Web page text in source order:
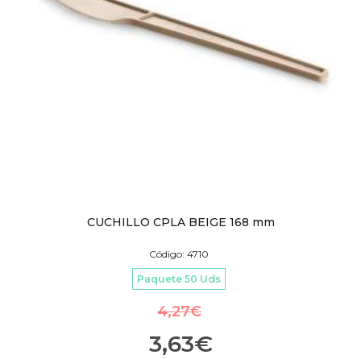
CUCHILLO CPLA BEIGE 168 mm
Código: 4710
Paquete 50 Uds
4,27€
3,63€